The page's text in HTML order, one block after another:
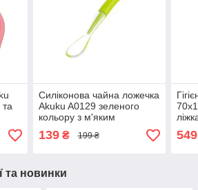
та
Силіконова чайна ложечка
Akuku A0129 зеленого
кольору з м'яким
матеріалом для
безпечного годування
139₴ 199 ₴ 549
та новинки